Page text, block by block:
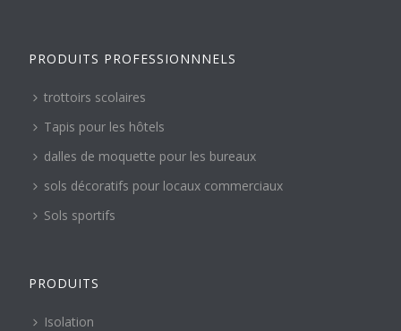
PRODUITS PROFESSIONNNELS
trottoirs scolaires
Tapis pour les hôtels
dalles de moquette pour les bureaux
sols décoratifs pour locaux commerciaux
Sols sportifs
PRODUITS
Isolation